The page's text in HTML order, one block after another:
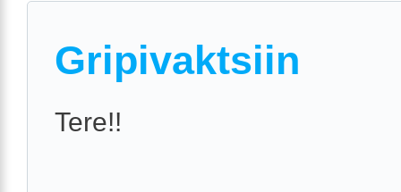
Gripivaktsiin
Tere!!